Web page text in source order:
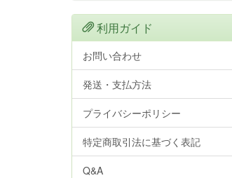
利用ガイド
お問い合わせ
発送・支払方法
プライバシーポリシー
特定商取引法に基づく表記
Q&A